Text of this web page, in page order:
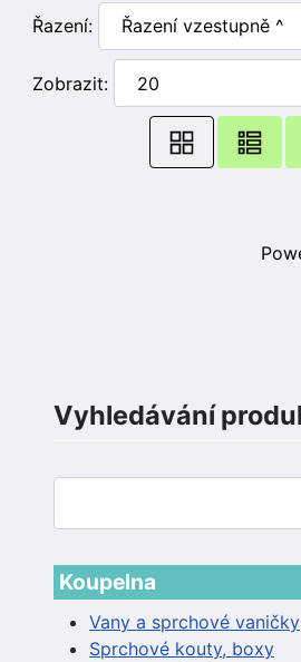
Vyhledávání
Koupelna
Vany a sprchové vaničky
Sprchové kouty, boxy
Řazení:
Zobrazit: